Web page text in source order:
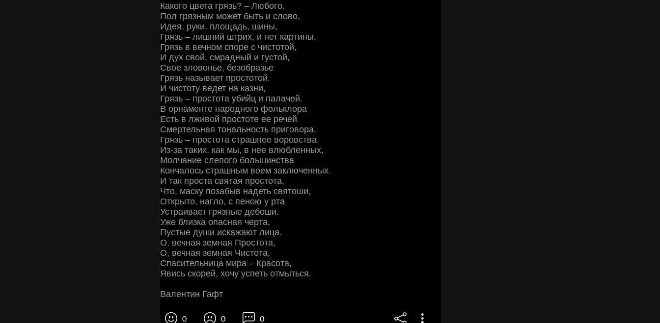
Какого цвета грязь? – Любого.
Пол грязным может быть и слово,
Идея, руки, площадь, шины,
Грязь – лишний штрих, и нет картины.
Грязь в вечном споре с чистотой,
И дух свой, смрадный и густой,
Свое зловонье, безобразье
Грязь называет простотой.
И чистоту ведет на казни,
Грязь – простота убийц и палачей.
В орнаменте народного фольклора
Есть в лживой простоте ее речей
Смертельная тональность приговора.
Грязь – простота страшнее воровства.
Из-за таких, как мы, в нее влюбленных,
Молчание слепого большинства
Кончалось страшным воем заключенных.
И так проста святая простота,
Что, маску позабыв надеть святоши,
Открыто, нагло, с пеною у рта
Устраивает грязные дебоши.
Уже близка опасная черта,
Пустые души искажают лица.
О, вечная земная Простота,
О, вечная земная Чистота,
Спасительница мира – Красота,
Явись скорей, хочу успеть отмыться.
Валентин Гафт
0 0 0